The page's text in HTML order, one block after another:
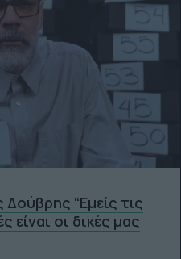
“Εμείς τις
είναι οι δικές μας